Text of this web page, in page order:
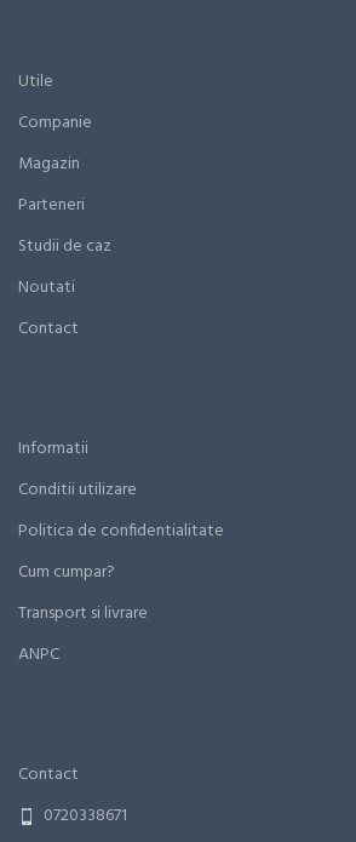
Utile
Companie
Magazin
Parteneri
Studii de caz
Noutati
Contact
Informatii
Conditii utilizare
Politica de confidentialitate
Cum cumpar?
Transport si livrare
ANPC
Contact
0720338671